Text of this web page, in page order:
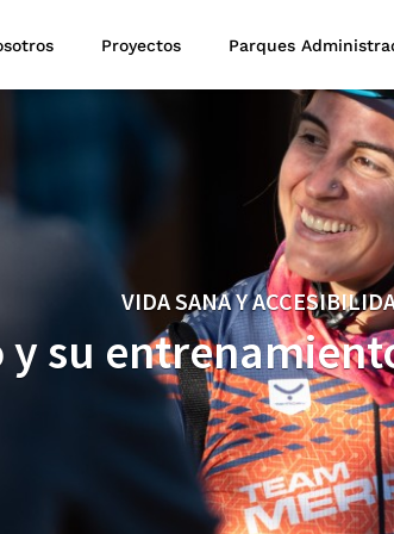
Proyectos Parques
VIDA SANA Y
y su